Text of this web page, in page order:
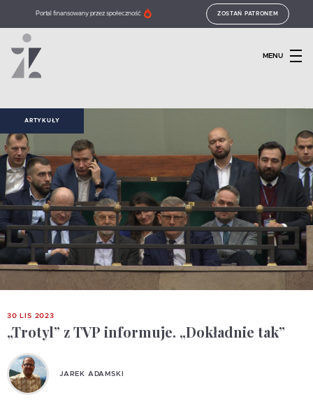
Portal finansowany przez społeczność ZOSTAŃ PATRONEM
MENU
ARTYKUŁY
30 LIS 2023
„Trotyl” z TVP informuje. „Dokładnie tak”
JAREK ADAMSKI